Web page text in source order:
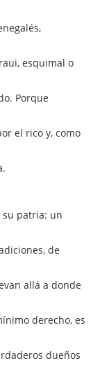
esquimal o
Porque
el rico y, como
su patria: un
de
allá a donde
derecho, es
dueños